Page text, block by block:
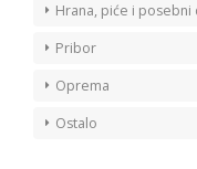
Hrana, piće i posebni
Pribor
Oprema
Ostalo